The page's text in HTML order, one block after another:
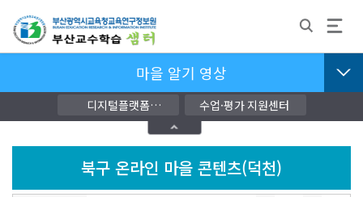
마을 알기 영상
디지털플랫폼
교단지원자료
수업·평가 지원센터
북구 온라인 마을 콘텐츠(덕천)